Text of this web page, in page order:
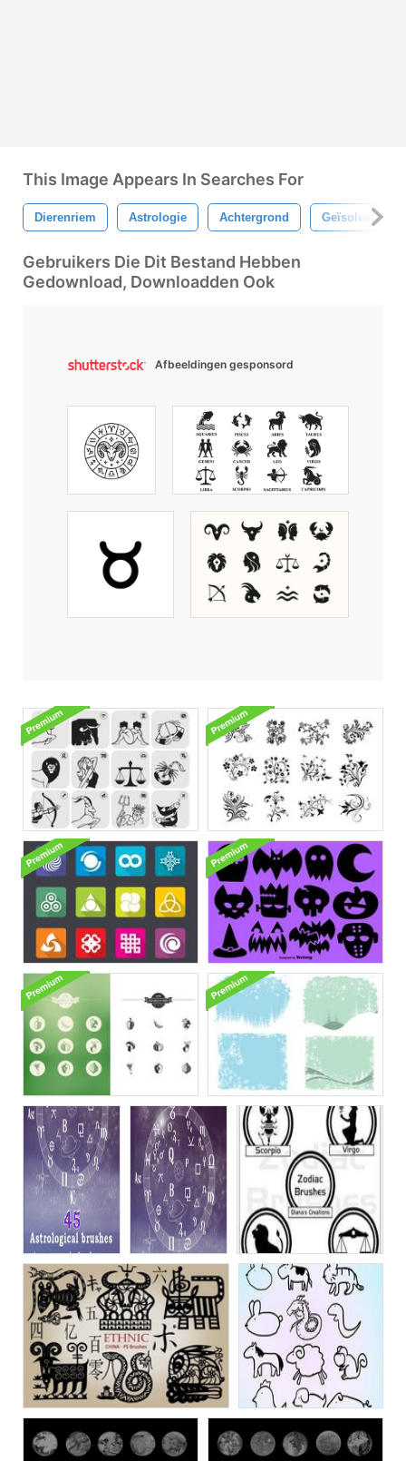
This Image Appears In Searches For
Dierenriem Astrologie Achtergrond Geïsoleerd
Gebruikers Die Dit Bestand Hebben
Gedownload, Downloadden Ook
Afbeeldingen gesponsord